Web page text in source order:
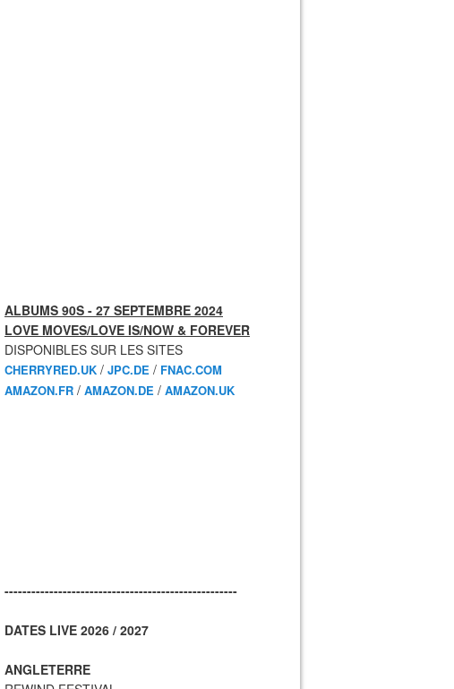
ALBUMS 90S - 27 SEPTEMBRE 2024
LOVE MOVES/LOVE IS/NOW & FOREVER
DISPONIBLES SUR LES SITES
CHERRYRED.UK / JPC.DE / FNAC.COM
AMAZON.FR / AMAZON.DE / AMAZON.UK
----------------------------------------------------
DATES LIVE 2026 / 2027
ANGLETERRE